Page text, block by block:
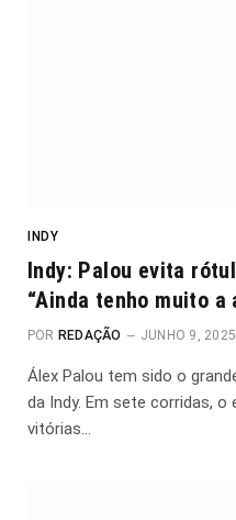
INDY
Indy: Palou evita
“Ainda tenho muito a
POR REDAÇÃO JUNHO 9, 2025
Álex Palou tem sido o
da Indy. Em sete corridas,
vitórias…